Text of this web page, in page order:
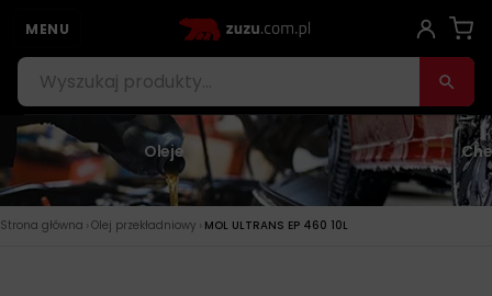
MENU
Oleje
Strona główna › Olej przekładniowy › MOL ULTRANS EP 460 10L